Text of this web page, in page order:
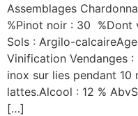
Assemblages
%Pinot noir : 30 %Dont
Sols : Argilo-
Vinification Vendanges
inox sur lies pendant 10
lattes.Alcool : 12 %
[…]